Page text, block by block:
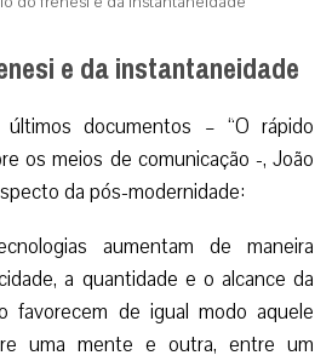
e da instantaneidade
documentos – “O rápido
os meios de comunicação -, João
da pós-modernidade:
aumentam de maneira
a quantidade e o alcance da
favorecem de igual modo aquele
uma mente e outra, entre um